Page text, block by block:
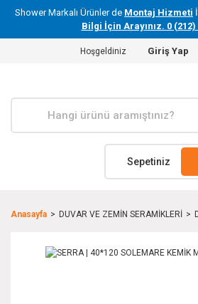
Shower Markalı Ürünler de Montaj Hizmeti
Bilgi İçin Arayınız. 0 (212)
Hoşgeldiniz Giriş Yap
Sepetiniz
Anasayfa DUVAR VE ZEMİN SERAMİKLERİ